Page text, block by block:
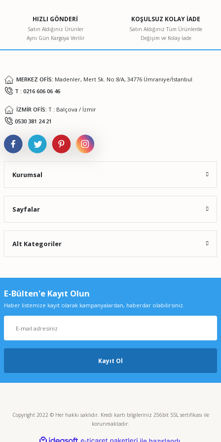
Ürün bilgilerinde hatalar bulunuyor.
Ürün fiyatı diğer sitelerden daha pahalı.
HIZLI GÖNDERİ
Satın Aldığınız Ürünler
Aynı Gün Kargoya Verilir
KOŞULSUZ KOLAY İADE
Satın Aldığınız Tüm Ürünlerde
Değişim ve Kolay İade
MERKEZ OFİS: Madenler, Mert Sk. No:8/A, 34776 Ümraniye/İstanbul
T : 0216 606 06 46
İZMİR OFİS: T : Balçova / İzmir
0530 381 24 21
Kurumsal
Sayfalar
Alt Kategoriler
E-Bülten'e Kayıt Olun
Haber listemize kayıt olarak kampanyalardan, haberdar olabilirsiniz.
Kayıt Ol
Copyright 2022 © Her hakkı saklıdır. Kredi kartı bilgileriniz 256bit SSL sertifikası ile
korunmaktadır.
ideasoft